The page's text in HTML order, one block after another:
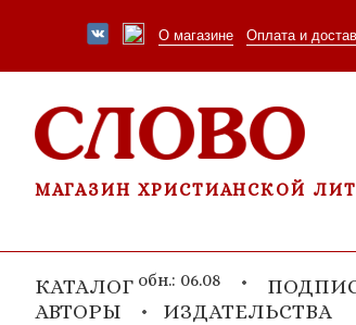
О магазине Оплата и
МАГАЗИН ХРИСТИАНСКОЙ
КАТАЛОГ обн.: 06.08
АВТОРЫ
ИЗДАТЕЛЬСТВА